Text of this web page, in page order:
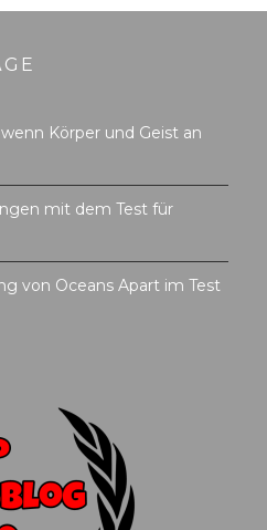
Körper und Geist an
mit dem Test für
von Oceans Apart im Test